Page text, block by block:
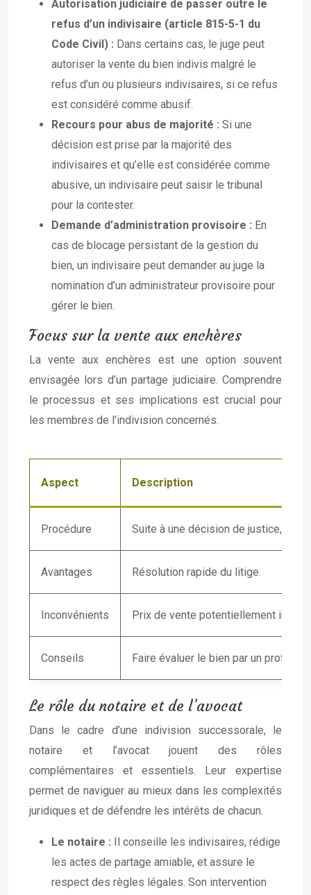
Autorisation judiciaire de passer outre le
refus d’un indivisaire (article 815-5-1 du
Code Civil) : Dans certains cas, le juge peut
autoriser la vente du bien indivis malgré le
refus d’un ou plusieurs indivisaires, si ce refus
est considéré comme abusif.
Recours pour abus de majorité : Si une
décision est prise par la majorité des
indivisaires et qu’elle est considérée comme
abusive, un indivisaire peut saisir le tribunal
pour la contester.
Demande d’administration provisoire : En
cas de blocage persistant de la gestion du
bien, un indivisaire peut demander au juge la
nomination d’un administrateur provisoire pour
gérer le bien.
Focus sur la vente aux enchères
La vente aux enchères est une option souvent
envisagée lors d’un partage judiciaire. Comprendre
le processus et ses implications est crucial pour
les membres de l’indivision concernés.
Aspect Description
Procédure Suite à une décision de justice, le
Avantages Résolution rapide du litige.
Inconvénients Prix de vente potentiellement
Conseils Faire évaluer le bien par un
Le rôle du notaire et de l’avocat
Dans le cadre d’une indivision successorale, le
notaire et l’avocat jouent des rôles
complémentaires et essentiels. Leur expertise
permet de naviguer au mieux dans les complexités
juridiques et de défendre les intérêts de chacun.
Le notaire : Il conseille les indivisaires, rédige
les actes de partage amiable, et assure le
respect des règles légales. Son intervention